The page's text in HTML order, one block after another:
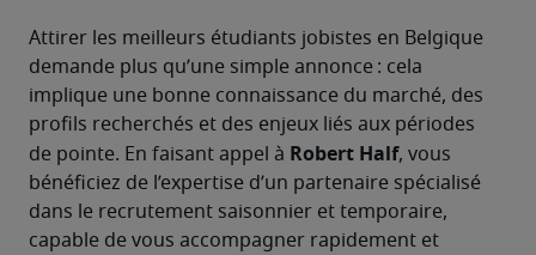
Attirer les meilleurs étudiants jobistes en Belgique
demande plus qu’une simple annonce : cela
implique une bonne connaissance du marché, des
profils recherchés et des enjeux liés aux périodes
de pointe. En faisant appel à Robert Half, vous
bénéficiez de l’expertise d’un partenaire spécialisé
dans le recrutement saisonnier et temporaire,
capable de vous accompagner rapidement et